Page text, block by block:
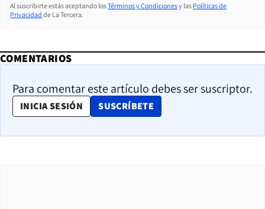
Al suscribirte estás aceptando losTérminos y Condicionesy las Políticas de
Privacidad de La Tercera.
COMENTARIOS
Para comentar este artículo debes ser suscriptor.
INICIA SESIÓN SUSCRÍBETE
OPENS IN NEW WINDOW